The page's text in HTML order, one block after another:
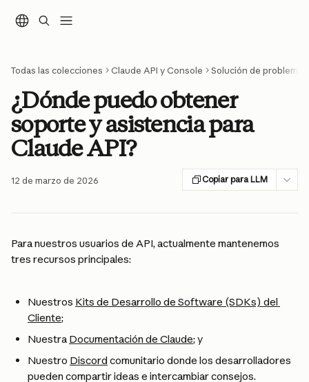
Todas las colecciones Claude API y Console Solución de problemas
¿Dónde puedo obtener
soporte y asistencia para
Claude API?
12 de marzo de 2026 Copiar para LLM
Para nuestros usuarios de API, actualmente mantenemos
tres recursos principales:
Nuestros Kits de Desarrollo de Software (SDKs) del
Cliente;
Nuestra Documentación de Claude; y
Nuestro Discord comunitario donde los desarrolladores
pueden compartir ideas e intercambiar consejos.